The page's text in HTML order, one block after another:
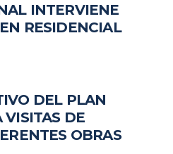
INTERVIENE
RESIDENCIAL
DEL PLAN
VISITAS DE
OBRAS